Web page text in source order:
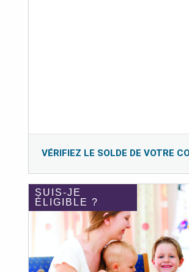
VÉRIFIEZ LE SOLDE DE VOTRE
SUIS-JE
ÉLIGIBLE ?